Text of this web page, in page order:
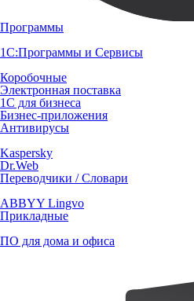
Программы
1С:Программы и Сервисы
Коробочные
Электронная поставка
1С для бизнеса
Бизнес-приложения
Антивирусы
Kaspersky
Dr.Web
Переводчики / Словари
ABBYY Lingvo
Прикладные
ПО для дома и офиса